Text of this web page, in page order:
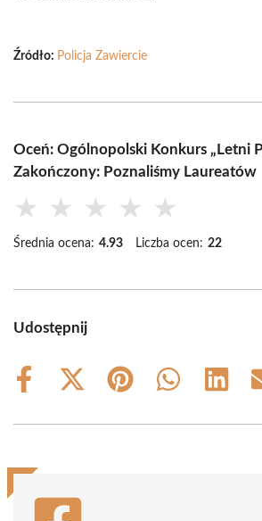
Źródło: Policja Zawiercie
Oceń: Ogólnopolski Konkurs „Letni
Zakończony: Poznaliśmy Laureatów
★ ★ ★ ★ ★
Średnia ocena: 4.93 Liczba ocen: 22
Udostępnij
Share
Share
(Twitter)
Share
Share
Share